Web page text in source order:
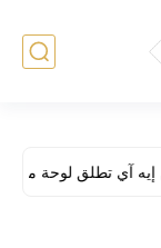
بـ 230$ خاصة لـ كودكس